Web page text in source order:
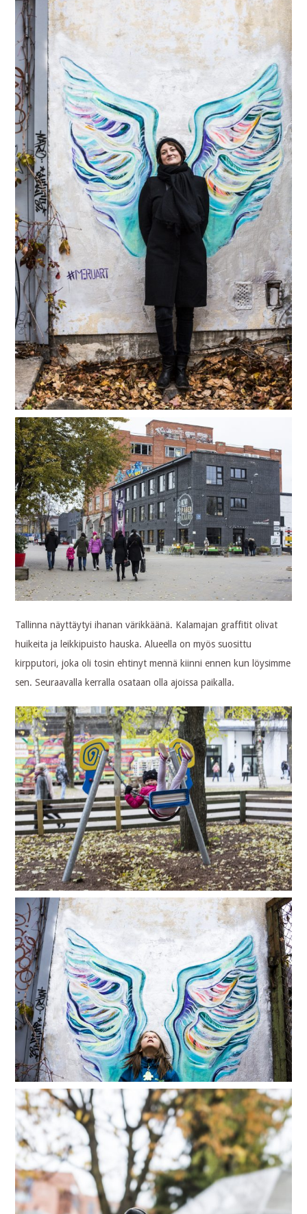
Tallinna näyttäytyi ihanan värikkäänä. Kalamajan graffitit olivat
huikeita ja leikkipuisto hauska. Alueella on myös suosittu
kirpputori, joka oli tosin ehtinyt mennä kiinni ennen kun löysimme
sen. Seuraavalla kerralla osataan olla ajoissa paikalla.